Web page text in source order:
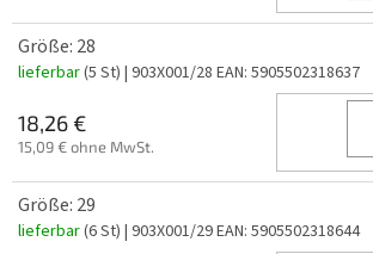
Größe: 28
lieferbar(5 St) | 903X001/28 EAN: 5905502318637
18,26 €
15,09 € ohne MwSt.
Größe: 29
lieferbar(6 St) | 903X001/29EAN: 5905502318644